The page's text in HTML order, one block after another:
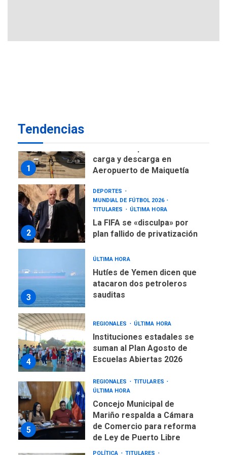
Tendencias
DESTACADOS
NACIONALES
1
carga y descarga en
Aeropuerto de Maiquetía
2
DEPORTES
MUNDIAL DE FÚTBOL 2026
TITULARES
ÚLTIMA HORA
La FIFA se «disculpa» por
plan fallido de privatización
3
ÚLTIMA HORA
Hutíes de Yemen dicen que
atacaron dos petroleros
sauditas
4
REGIONALES ÚLTIMA HORA
Instituciones estadales se
suman al Plan Agosto de
Escuelas Abiertas 2026
5
REGIONALES
TITULARES
ÚLTIMA HORA
Concejo Municipal de
Mariño respalda a Cámara
de Comercio para reforma
de Ley de Puerto Libre
POLÍTICA
TITULARES